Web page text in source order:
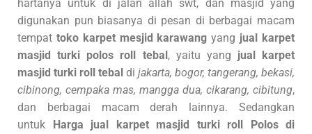
hartanya untuk di jalan allah swt, dan masjid yang
digunakan pun biasanya di pesan di berbagai macam
tempat toko karpet mesjid karawangyang jual karpet
masjid turki polos roll tebal, yaitu yang jual karpet
masjid turki roll tebal di jakarta, bogor, tangerang, bekasi,
cibinong, cempaka mas, mangga dua, cikarang, cibitung,
dan berbagai macam derah lainnya. Sedangkan
untuk Harga jual karpet masjid turki roll Polos di